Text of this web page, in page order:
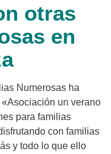
otras
en
Numerosas ha
un verano
para familias
con familias
y todo lo que ello